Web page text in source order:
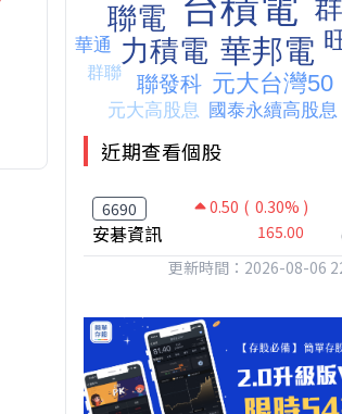
近期查看個股
6690 0.50 ( 0.30% )
安碁資訊 165.00
更新時間：2026-08-06